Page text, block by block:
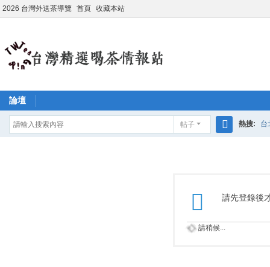
2026 台灣外送茶導覽 首頁 收藏本站
論壇
帖子 熱搜: 台
請先登錄後
請稍候...